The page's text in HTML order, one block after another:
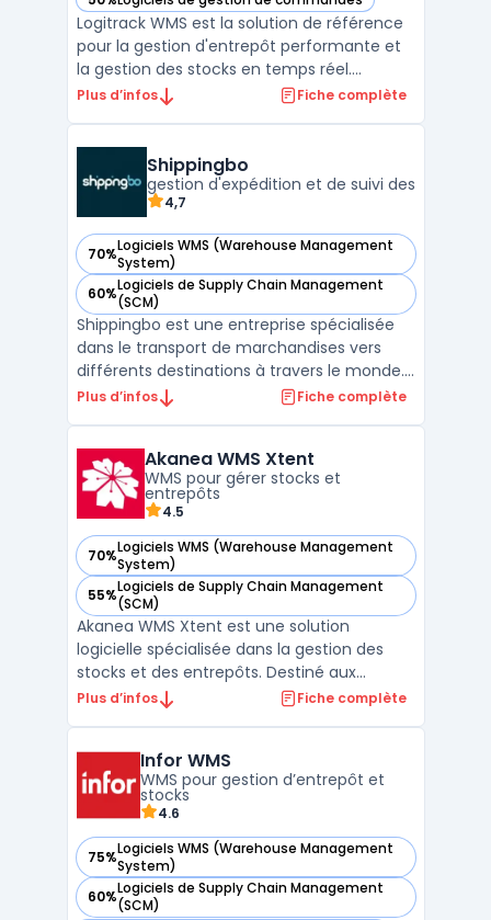
— voir Logitrack dans cette catégorie
Logitrack WMS est la solution de référence
pour la gestion d'entrepôt performante et
la gestion des stocks en temps réel.
Développée depuis plus de 20 ans par
incontournable pour les entreprises
cherchant à optimiser leur su ...
Plus d’infos Fiche complète
Shippingbo
gestion d'expédition et de suivi des
4,7
70%Logiciels WMS (Warehouse Management
System)
— voir Shippingbo dans cette catégorie
60%Logiciels de Supply Chain Management
(SCM)
— voir Shippingbo dans cette catégorie
Shippingbo est une entreprise spécialisée
dans le transport de marchandises vers
différents destinations à travers le monde.
Elle offre des services de fret aérien,
rigoureux des expéditions pour garantir leur
...
Plus d’infos Fiche complète
Akanea WMS Xtent
WMS pour gérer stocks et
entrepôts
4.5
70%Logiciels WMS (Warehouse Management
System)
— voir Akanea WMS Xtent dans cette catégorie
55%Logiciels de Supply Chain Management
(SCM)
— voir Akanea WMS Xtent dans cette catégorie
Akanea WMS Xtent est une solution
logicielle spécialisée dans la gestion des
stocks et des entrepôts. Destiné aux
responsables logistiques, DSI, DAF et DG, ce
marchandises et de réduire les coûts
opérationnels. Grâc ...
Plus d’infos Fiche complète
Infor WMS
WMS pour gestion d’entrepôt et
stocks
4.6
75%Logiciels WMS (Warehouse Management
System)
— voir Infor WMS dans cette catégorie
60%Logiciels de Supply Chain Management
(SCM)
— voir Infor WMS dans cette catégorie